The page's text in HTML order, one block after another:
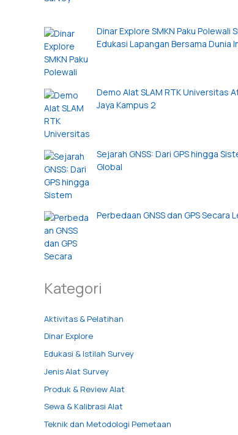
Dinar Explore SMKN Paku Polewali
Edukasi Lapangan Bersama Dunia
Demo Alat SLAM RTK Universitas
Jaya Kampus 2
Sejarah GNSS: Dari GPS hingga
Global
Perbedaan GNSS dan GPS Secara
Kategori
Aktivitas & Pelatihan
Dinar Explore
Edukasi & Istilah Survey
Jenis Alat Survey
Produk & Review Alat
Sewa & Kalibrasi Alat
Teknik dan Metodologi Pemetaan